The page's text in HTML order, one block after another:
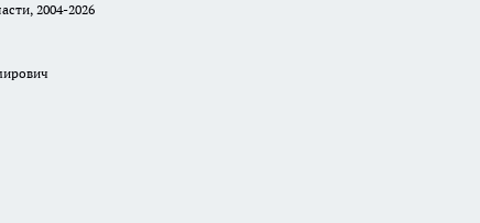
2004-2026